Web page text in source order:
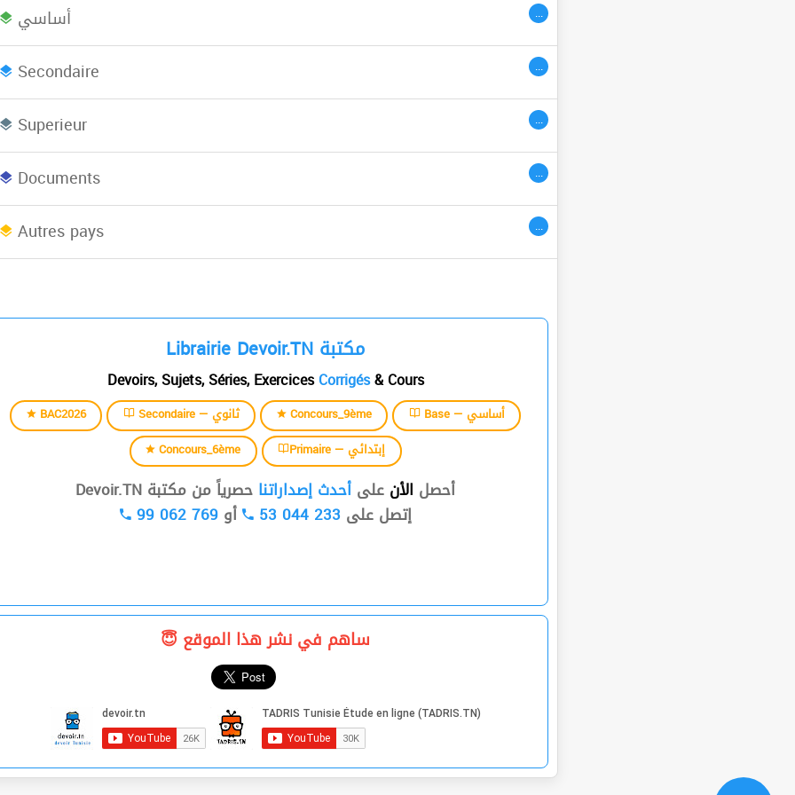
أساسي ...
Secondaire ...
Superieur ...
Bac plus 2
Documents ...
Concours
Autres pays ...
Afrique du Nord
Librairie Devoir.TN مكتبة
Devoirs, Sujets, Séries, ExercicesCorrigés& Cours
BAC2026 Secondaire — ثانوي Concours_9ème
Base — أساسي
Concours_6ème
Primaire — إبتدائي
أحصل الأن على أحدث إصداراتنا حصرياً من مكتبة Devoir.TN
إتصل على 53 044 233 أو99 062 769
ساهم في نشر هذا الموقع 😇